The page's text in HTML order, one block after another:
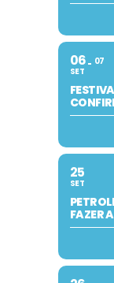
06
SET
07
25
SET
FAZER